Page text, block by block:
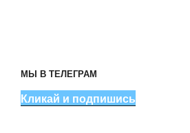
МЫ В ТЕЛЕГРАМ
Кликай и подпишись